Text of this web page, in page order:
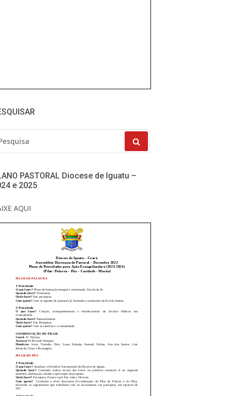
PASTORAL Diocese de Iguatu –
e 2025
AQUI